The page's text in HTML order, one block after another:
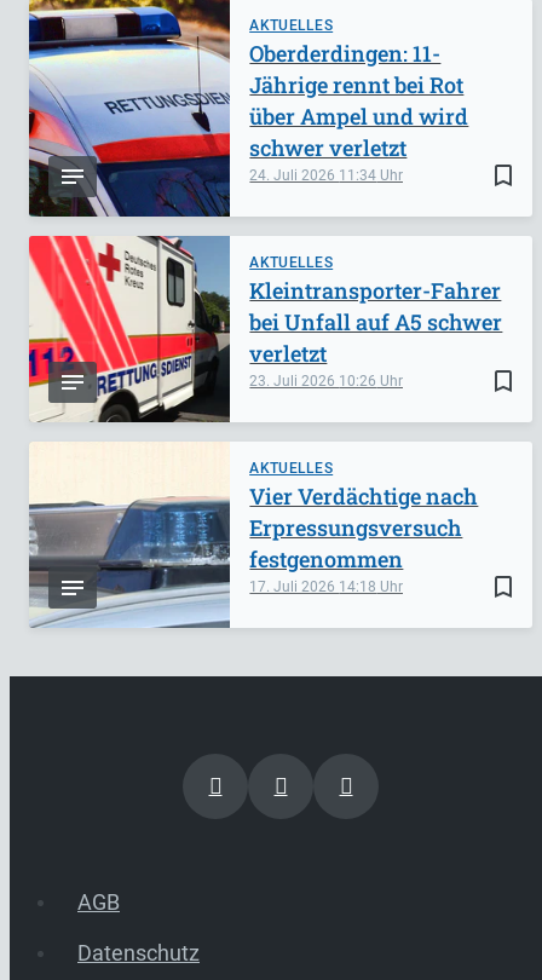
AKTUELLES
bookmark_border
24. Juli 2026 11:34
Oberderdingen: 11-
Jährige rennt bei Rot
über Ampel und wird
schwer verletzt
AKTUELLES
bookmark_border
23. Juli 2026 10:26
Kleintransporter-Fahrer
bei Unfall auf A5 schwer
verletzt
AKTUELLES
bookmark_border
17. Juli 2026 14:18
Vier Verdächtige nach
Erpressungsversuch
festgenommen
AGB
Datenschutz